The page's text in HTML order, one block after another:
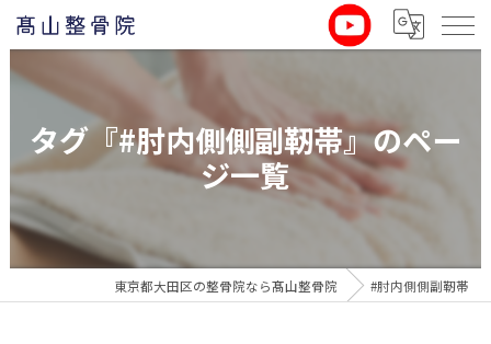
タグ『#肘内側側副靭帯』のペー
ジ一覧
東京都大田区の整骨院なら髙山整骨院 #肘内側側副靭帯